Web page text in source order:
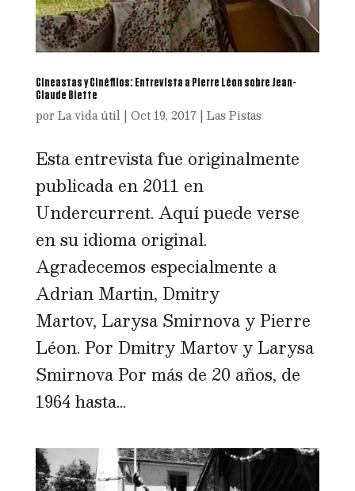
Cineastas y Cinéfilos: Entrevista a Pierre Léon sobre Jean-
Claude Biette
por La vida útil| Oct 19, 2017| Las Pistas
Esta entrevista fue originalmente
publicada en 2011 en
Undercurrent. Aquí puede verse
en su idioma original.
Agradecemos especialmente a
Adrian Martin, Dmitry
Martov, Larysa Smirnova y Pierre
Léon. Por Dmitry Martov y Larysa
Smirnova Por más de 20 años, de
1964 hasta...